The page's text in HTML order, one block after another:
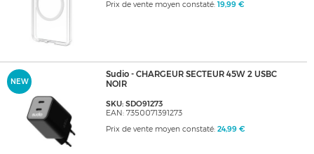
Prix de vente moyen constaté: 19,99 €
NEW
Sudio - CHARGEUR SECTEUR 45W 2 USBC
NOIR
SKU: SDO91273
EAN: 7350071391273
Prix de vente moyen constaté: 24,99 €